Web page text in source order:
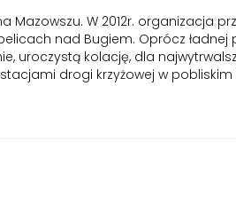
W 2012r. organizacja
nad Bugiem. Oprócz
uroczystą kolację, dla
drogi krzyżowej w pobliskim